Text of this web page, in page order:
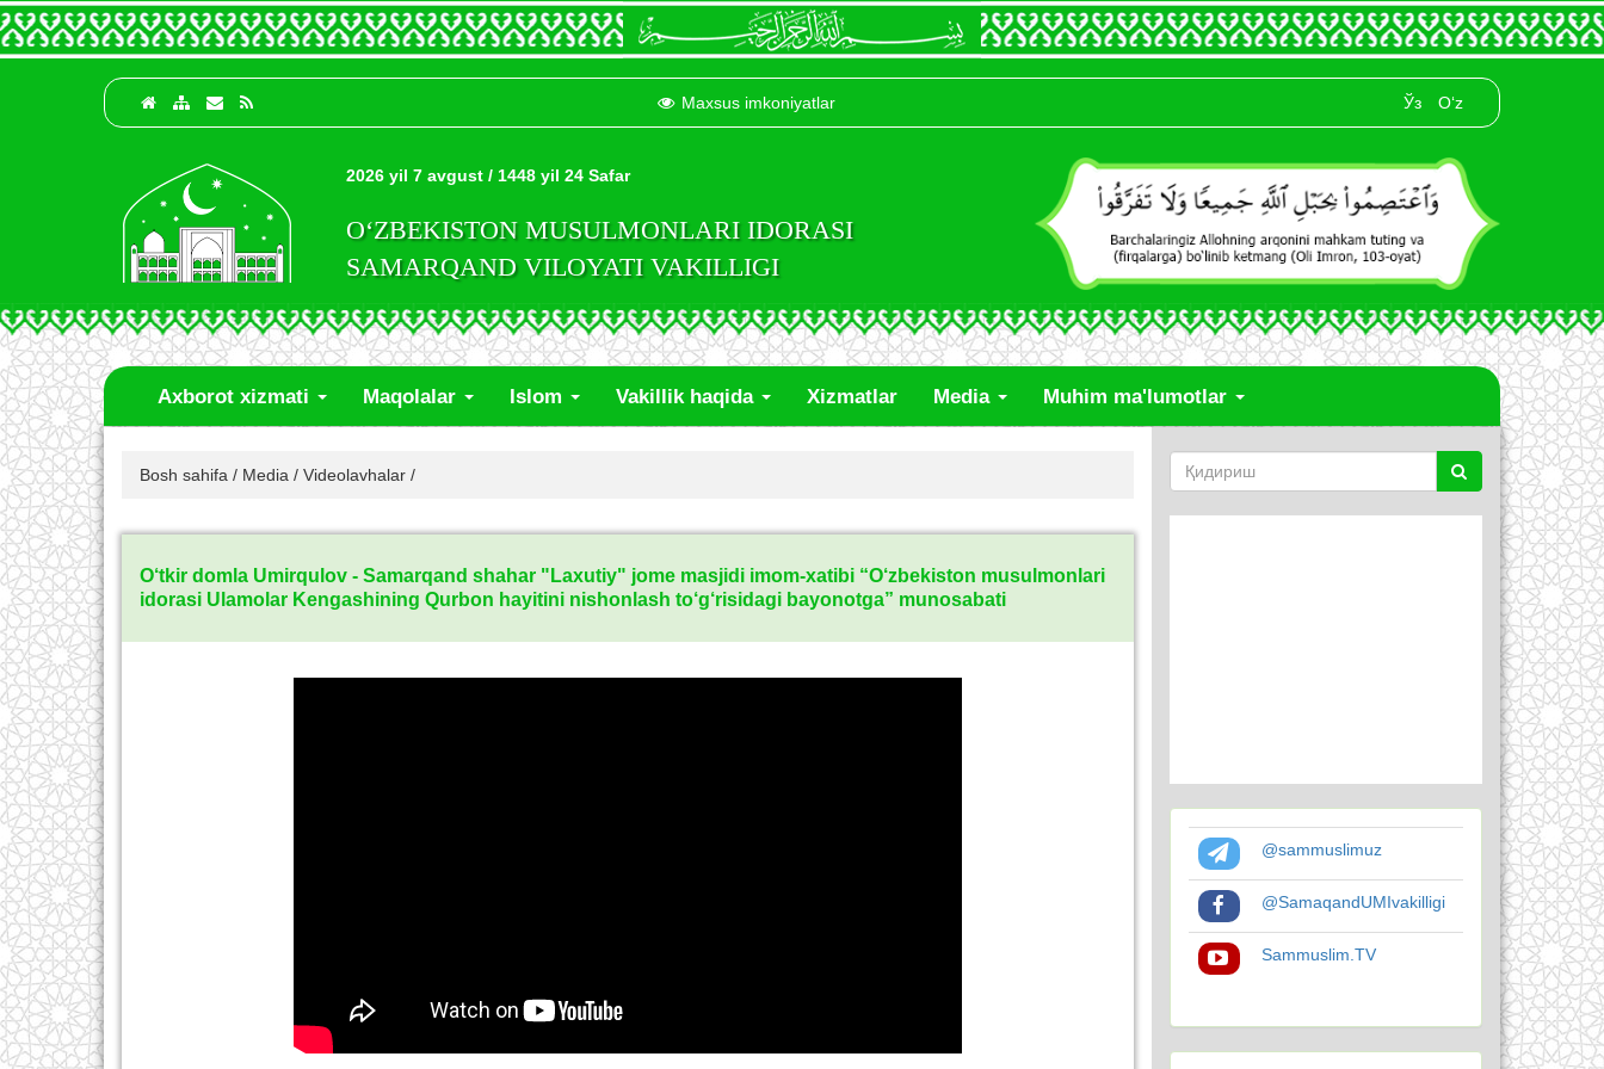
Maxsus imkoniyatlar Ўз O‘z
2026 yil 7 avgust / 1448 yil 24 Safar
O‘ZBEKISTON MUSULMONLARI IDORASI
SAMARQAND VILOYATI VAKILLIGI
Axborot xizmati Maqolalar Islom Vakillik haqida Xizmatlar Media Muhim ma'lumotlar
Bosh sahifa / Media / Videolavhalar /
O‘tkir domla Umirqulov - Samarqand shahar "Laxutiy" jome masjidi imom-xatibi “O‘zbekiston musulmonlari
idorasi Ulamolar Kengashining Qurbon hayitini nishonlash to‘g‘risidagi bayonotga” munosabati
@sammuslimuz
@SamaqandUMIvakilligi
Sammuslim.TV